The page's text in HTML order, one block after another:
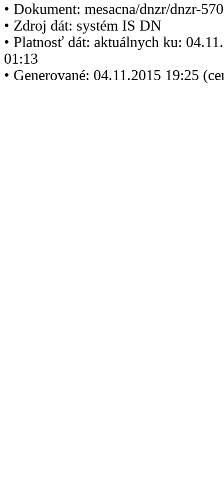
• Dokument: mesacna/dnzr/dnzr-
• Zdroj dát: systém IS DN
• Platnosť dát: aktuálnych ku:
01:13
• Generované: 04.11.2015 19:25